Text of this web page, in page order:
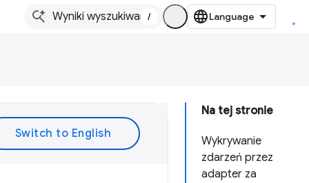
/
Na tej stronie
Wykrywanie
zdarzeń przez
adapter za